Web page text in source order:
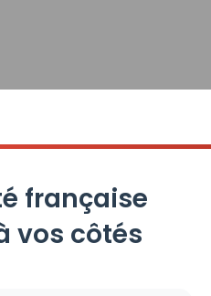
française
vos côtés